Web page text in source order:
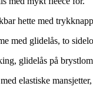
hette med
med glidelås, to
glidelås på
elastiske